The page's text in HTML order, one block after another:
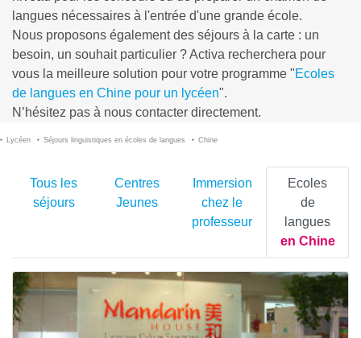
langues nécessaires à l'entrée d'une grande école.
Nous proposons également des séjours à la carte : un
besoin, un souhait particulier ? Activa recherchera pour
vous la meilleure solution pour votre programme "Ecoles
de langues en Chine pour un lycéen".
N’hésitez pas à nous contacter directement.
Lycéen Séjours linguistiques en écoles de langues Chine
Tous les
séjours
Centres
Jeunes
Immersion
chez le
professeur
Ecoles
de
langues
en Chine